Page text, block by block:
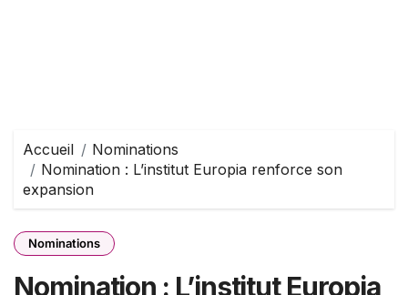
Accueil
Nominations
Nomination : L’institut Europia renforce son
expansion
Nominations
Nomination : L’institut Europia